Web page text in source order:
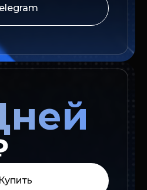
Купить